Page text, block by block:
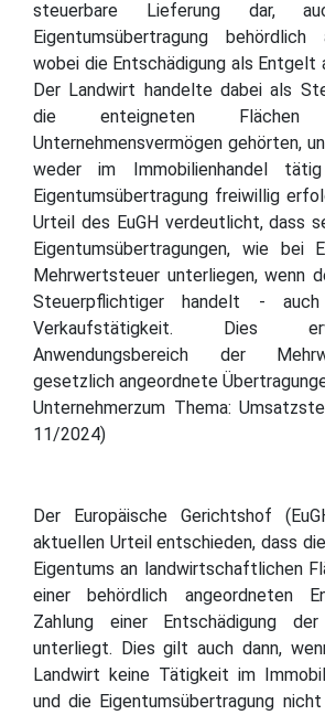
steuerbare Lieferung dar,
Eigentumsübertragung
wobei die Entschädigung als Entgelt
Der Landwirt handelte dabei als
die enteigneten
Unternehmensvermögen gehörten,
weder im Immobilienhandel
Eigentumsübertragung freiwillig
Urteil des EuGH verdeutlicht, dass
Eigentumsübertragungen, wie bei
Mehrwertsteuer unterliegen, wenn
Steuerpflichtiger handelt -
Verkaufstätigkeit. Dies
Anwendungsbereich der
gesetzlich angeordnete
Unternehmerzum Thema:
11/2024)
Der Europäische Gerichtshof
aktuellen Urteil entschieden, dass
Eigentums an landwirtschaftlichen
einer behördlich angeordneten
Zahlung einer Entschädigung
unterliegt. Dies gilt auch dann,
Landwirt keine Tätigkeit im
und die Eigentumsübertragung